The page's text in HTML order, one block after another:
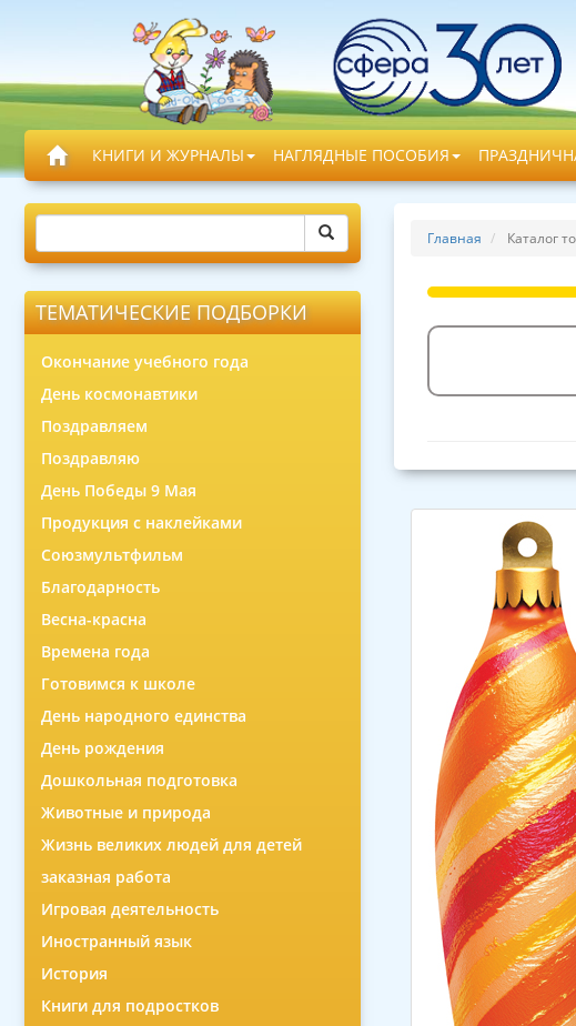
КНИГИ И ЖУРНАЛЫ НАГЛЯДНЫЕ ПОСОБИЯ
ТЕМАТИЧЕСКИЕ ПОДБОРКИ
Окончание учебного года
День космонавтики
Поздравляем
Поздравляю
День Победы 9 Мая
Продукция с наклейками
Союзмультфильм
Благодарность
Весна-красна
Времена года
Готовимся к школе
День народного единства
День рождения
Дошкольная подготовка
Животные и природа
Жизнь великих людей для детей
заказная работа
Игровая деятельность
Иностранный язык
История
Книги для подростков
Главная Каталог